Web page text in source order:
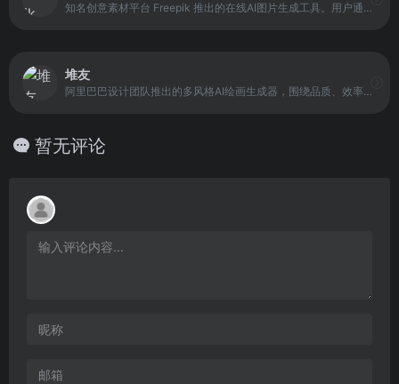
知名创意素材平台 Freepik 推出的在线AI图片生成工具。用户通过输入文字描述即可生成对应风格的图像作品，无需掌握复杂设计软件操作。系统默认生成多张备选图片，支持后续在线编辑与下载使用。
堆友
阿里巴巴设计团队推出的多风格AI绘画生成器，围绕品质、效率、技能、成就、收入五大用户价值布局平台能力，全力服务设计师，旨在成为设计师的好朋友。
暂无评论